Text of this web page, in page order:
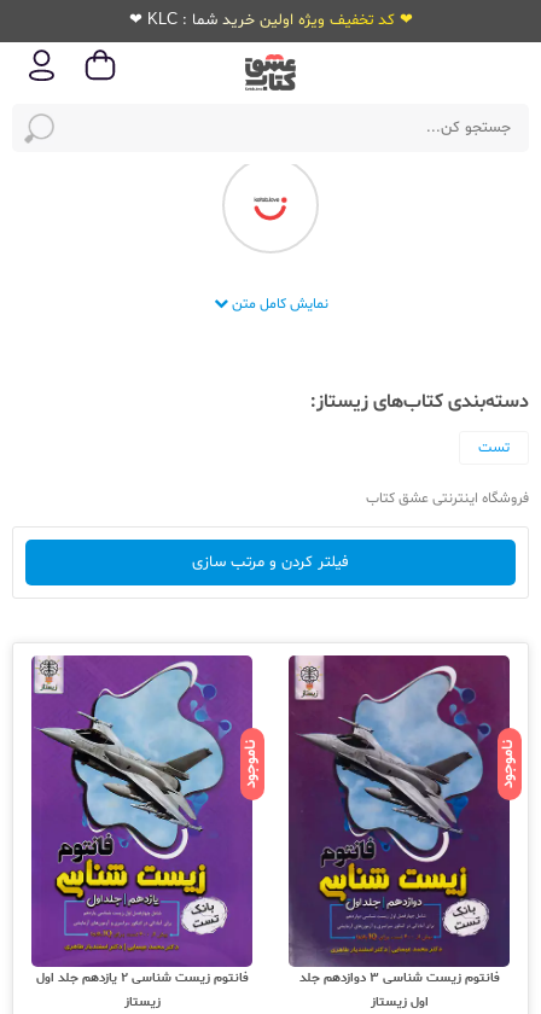
❤ کد تخفیف ویژه اولین خرید شما : KLC ❤
انتشارات زیستاز
نمایش کامل متن
دسته‌بندی کتاب‌های زیستاز:
تست
فروشگاه اینترنتی عشق کتاب
فیلتر کردن و مرتب سازی
ناموجود
فانتوم زیست شناسی 3 دوازدهم جلد
اول زیستاز
ناموجود
فانتوم زیست شناسی 2 یازدهم جلد اول
زیستاز